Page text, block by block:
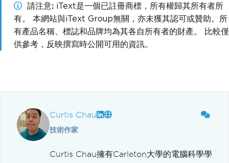
請注意 iText是一個已註冊商標，所有權歸其所有者所
有。 本網站與iText Group無關，亦未獲其認可或贊助。所
有產品名稱、標誌和品牌均為其各自所有者的財產。 比較僅
供參考，反映撰寫時公開可用的資訊。
Curtis Chau
技術作家
Curtis Chau擁有Carleton大學的電腦科學學